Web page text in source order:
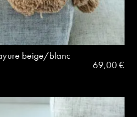
beige/blanc
69,00 €